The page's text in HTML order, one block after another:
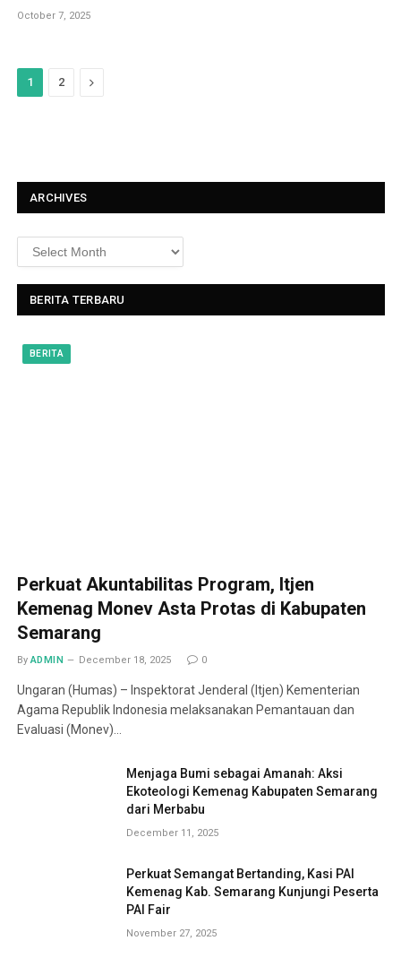
October 7, 2025
1 2
N
ARCHIVES
BERITA TERBARU
BERITA
Perkuat Akuntabilitas Program, Itjen
Kemenag Monev Asta Protas di Kabupaten
Semarang
By ADMIN December 18, 2025 0
Ungaran (Humas) – Inspektorat Jenderal (Itjen) Kementerian
Agama Republik Indonesia melaksanakan Pemantauan dan
Evaluasi (Monev)…
Menjaga Bumi sebagai Amanah: Aksi
Ekoteologi Kemenag Kabupaten Semarang
dari Merbabu
December 11, 2025
Perkuat Semangat Bertanding, Kasi PAI
Kemenag Kab. Semarang Kunjungi Peserta
PAI Fair
November 27, 2025